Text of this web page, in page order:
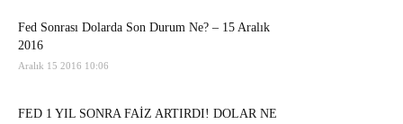
Fed Sonrası Dolarda Son Durum Ne? – 15 Aralık
2016
Aralık 15 2016 10:06
FED 1 YIL SONRA FAİZ ARTIRDI! DOLAR NE